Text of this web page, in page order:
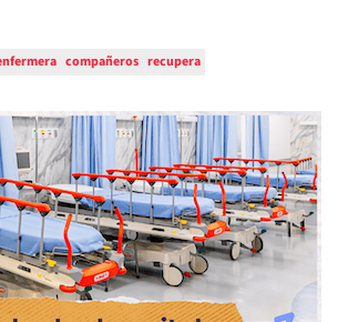
compañeros recupera